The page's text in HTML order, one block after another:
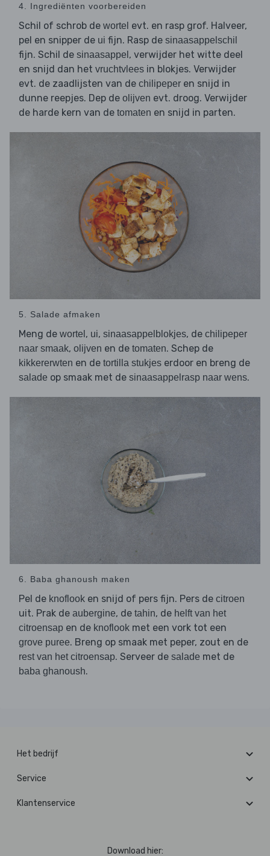
4. Ingrediënten voorbereiden
Schil of schrob de wortel evt. en rasp grof. Halveer,
pel en snipper de ui fijn. Rasp de sinaasappelschil
fijn. Schil de sinaasappel , verwijder het witte deel
en snijd dan het vruchtvlees in blokjes. Verwijder
evt. de zaadlijsten van de chilipeper en snijd in
dunne reepjes. Dep de olijven evt. droog. Verwijder
de harde kern van de tomaten en snijd in parten.
5. Salade afmaken
Meng de wortel , ui, sinaasappelblokjes, de chilipeper
naar smaak, olijven en de tomaten. Schep de
kikkererwten en de tortilla stukjes erdoor en breng de
salade op smaak met de sinaasappelrasp naar wens.
6. Baba ghanoush maken
Pel de knoflook en snijd of pers fijn. Pers de citroen
uit. Prak de aubergine, de tahin, de helft van het
citroensap en de knoflook met een vork tot een
grove puree. Breng op smaak met peper, zout en de
rest van het citroensap. Serveer de salade met de
baba ghanoush.
Het bedrijf
Service
Klantenservice
Download hier: